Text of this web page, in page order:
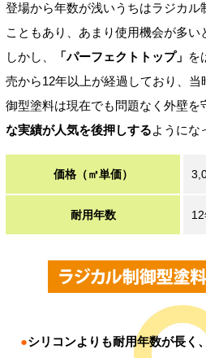
登場から年数が浅いうちはラジカル
こともあり、あまり使用機会が多い
しかし、
「パーフェクトトップ」 を
売から12年以上が経過しており、当
御型塗料は現在でも問題なく外壁を
な実績が人気を後押しするようにな
価格（㎡単価）
耐用年数
●シリコンよりも耐用年数が長く